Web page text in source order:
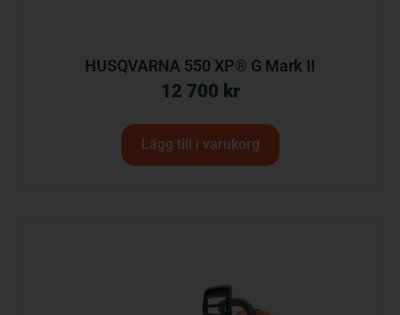
HUSQVARNA 550 XP® G Mark II
12 700 kr
Lägg till i varukorg